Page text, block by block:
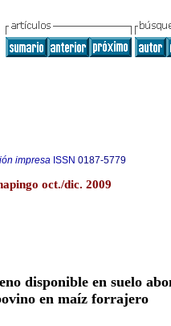
impresa ISSN 0187-5779
oct./dic. 2009
disponible en suelo
en maíz forrajero